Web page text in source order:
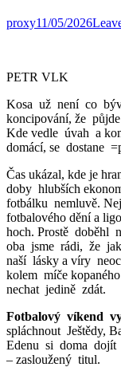
proxy11/05/20260
PETR VLK
Kosa už není co
koncipování, že
Kde vedle úvah a
domácí, se dostane
Čas ukázal, kde je
doby hlubších
fotbálku nemluvě.
fotbalového dění a
hoch. Prostě doběhl
oba jsme rádi, že
naší lásky a víry
kolem míče
nechat jedině zdát.
Fotbalový víkend
spláchnout Ještědy,
Edenu si doma dojít
– zasloužený titul.